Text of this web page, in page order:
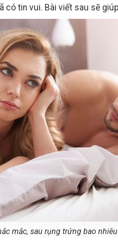
có tin vui. Bài viết sau sẽ
mắc, sau rụng trứng bao